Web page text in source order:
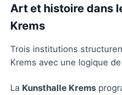
Art et histoire dans
Krems
Trois institutions
Krems avec une logique
La Kunsthalle Krems